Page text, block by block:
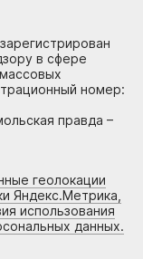
в сфере
номер:
правда –
геолокации
Яндекс.Метрика,
использования
данных.